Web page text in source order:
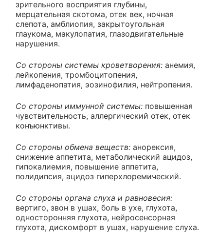
зрительного восприятия глубины,
мерцательная скотома, отек век, ночная
слепота, амблиопия, закрытоугольная
глаукома, макулопатия, глазодвигательные
нарушения.
Со стороны системы кроветворения: анемия,
лейкопения, тромбоцитопения,
лимфаденопатия, эозинофилия, нейтропения.
Со стороны иммунной системы: повышенная
чувствительность, аллергический отек, отек
конъюнктивы.
Со стороны обмена веществ: анорексия,
снижение аппетита, метаболический ацидоз,
гипокалиемия, повышение аппетита,
полидипсия, ацидоз гиперхлоремический.
Со стороны органа слуха и равновесия:
вертиго, звон в ушах, боль в ухе, глухота,
односторонняя глухота, нейросенсорная
глухота, дискомфорт в ушах, нарушение слуха.